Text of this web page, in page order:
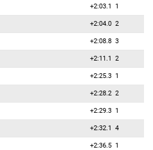
+2:03.1 1
+2:04.0 2
+2:08.8 3
+2:11.1 2
+2:25.3 1
+2:28.2 2
+2:29.3 1
+2:32.1 4
+2:36.5 1